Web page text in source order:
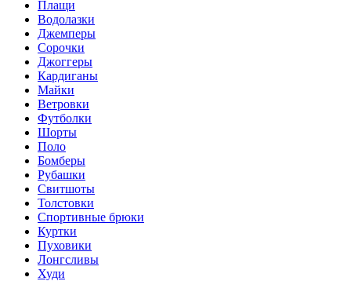
Плащи
Водолазки
Джемперы
Сорочки
Джоггеры
Кардиганы
Майки
Ветровки
Футболки
Шорты
Поло
Бомберы
Рубашки
Свитшоты
Толстовки
Спортивные брюки
Куртки
Пуховики
Лонгсливы
Худи